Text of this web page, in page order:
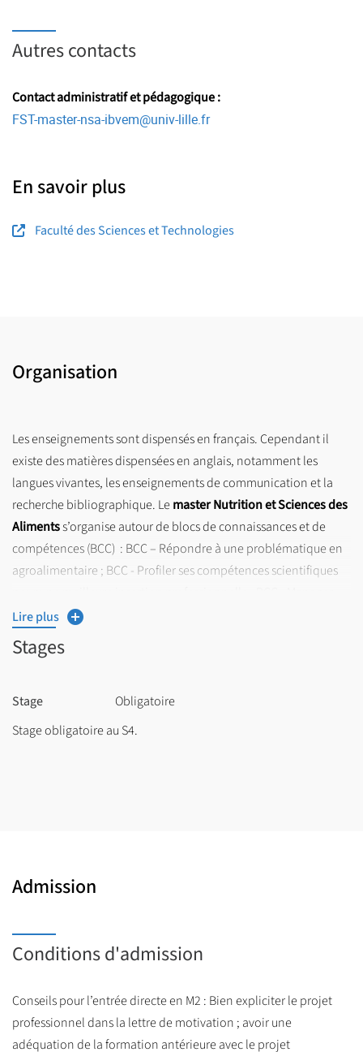
Autres contacts
Contact administratif et pédagogique :
FST-master-nsa-ibvem@univ-lille.fr
En savoir plus
Faculté des Sciences et Technologies
Organisation
Les enseignements sont dispensés en français. Cependant il
existe des matières dispensées en anglais, notamment les
langues vivantes, les enseignements de communication et la
recherche bibliographique. Lemaster Nutrition et Sciences des
Alimentss’organise autour de blocs de connaissances et de
compétences (BCC) : BCC – Répondre à une problématique en
agroalimentaire ; BCC - Profiler ses compétences scientifiques
des projets en agroalimentaire en France et à l’étranger ; BCC
Réaliser des recherches en biotechnologies ; BCC - Maîtriser les
outils numériques et la communication au service de la R&D;
biotechnologies ; BCC - Développer les bioprocédés de
production, d’extraction et de purification de molécules
Lire plus
Stages
Stage
Obligatoire
Stage obligatoire au S4.
Admission
Conditions d'admission
Conseils pour l’entrée directe en M2 : Bien expliciter le projet
professionnel dans la lettre de motivation ; avoir une
adéquation de la formation antérieure avec le projet